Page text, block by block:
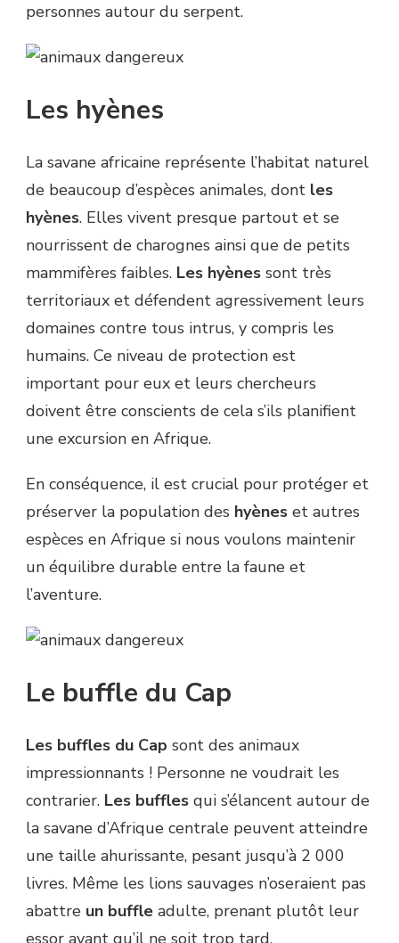
personnes autour du serpent.
Les hyènes
La savane africaine représente l’habitat naturel
de beaucoup d’espèces animales, dont les
hyènes. Elles vivent presque partout et se
nourrissent de charognes ainsi que de petits
mammifères faibles. Les hyènes sont très
territoriaux et défendent agressivement leurs
domaines contre tous intrus, y compris les
humains. Ce niveau de protection est
important pour eux et leurs chercheurs
doivent être conscients de cela s’ils planifient
une excursion en Afrique.
En conséquence, il est crucial pour protéger et
préserver la population des hyènes et autres
espèces en Afrique si nous voulons maintenir
un équilibre durable entre la faune et
l’aventure.
Le buffle du Cap
Les buffles du Cap sont des animaux
impressionnants ! Personne ne voudrait les
contrarier. Les buffles qui s’élancent autour de
la savane d’Afrique centrale peuvent atteindre
une taille ahurissante, pesant jusqu’à 2 000
livres. Même les lions sauvages n’oseraient pas
abattre un buffle adulte, prenant plutôt leur
essor avant qu’il ne soit trop tard.